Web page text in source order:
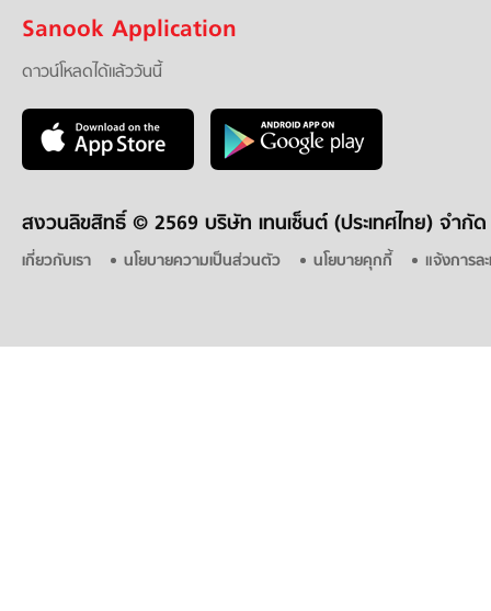
Sanook Application
ดาวน์โหลดได้แล้ววันนี้
สงวนลิขสิทธิ์ © 2569 บริษัท เทนเซ็นต์ (ประเทศไทย) จำกัด
เกี่ยวกับเรา นโยบายความเป็นส่วนตัว นโยบายคุกกี้ แจ้งการล